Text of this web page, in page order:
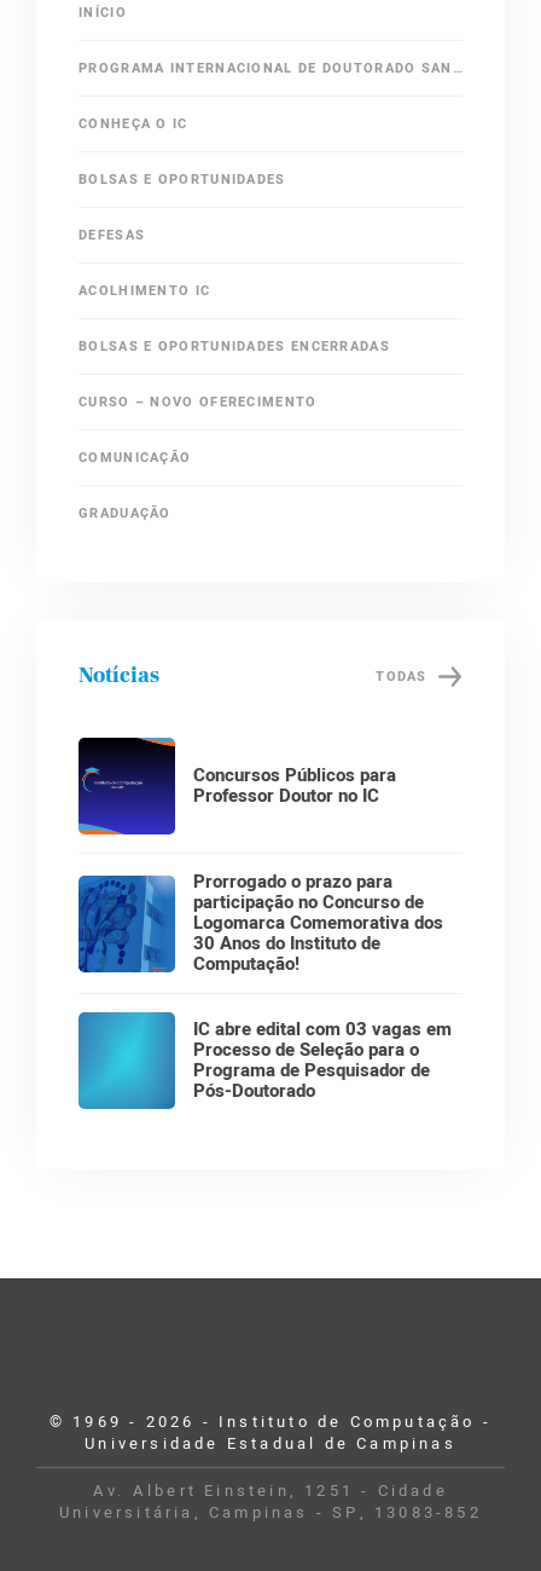
INÍCIO
PROGRAMA INTERNACIONAL DE DOUTORADO SANDUÍCHE NO EXTERIOR (PDSE)
CONHEÇA O IC
BOLSAS E OPORTUNIDADES
DEFESAS
ACOLHIMENTO IC
BOLSAS E OPORTUNIDADES ENCERRADAS
CURSO – NOVO OFERECIMENTO
COMUNICAÇÃO
GRADUAÇÃO
Notícias TODAS
Concursos Públicos para
Professor Doutor no IC
Prorrogado o prazo para
participação no Concurso de
Logomarca Comemorativa dos
30 Anos do Instituto de
Computação!
IC abre edital com 03 vagas em
Processo de Seleção para o
Programa de Pesquisador de
Pós-Doutorado
© 1969 - 2026 - Instituto de Computação -
Universidade Estadual de Campinas
Av. Albert Einstein, 1251 - Cidade
Universitária, Campinas - SP, 13083-852